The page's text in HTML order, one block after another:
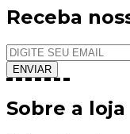
Receba
Sobre a loja